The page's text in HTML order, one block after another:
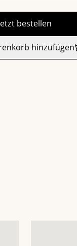
bestellen
hinzufügen